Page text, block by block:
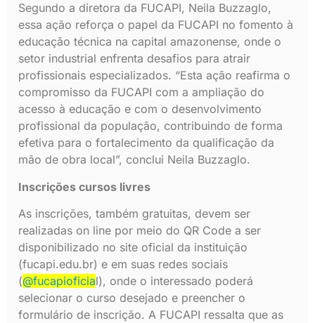
Segundo a diretora da FUCAPI, Neila Buzzaglo,
essa ação reforça o papel da FUCAPI no fomento à
educação técnica na capital amazonense, onde o
setor industrial enfrenta desafios para atrair
profissionais especializados. “Esta ação reafirma o
compromisso da FUCAPI com a ampliação do
acesso à educação e com o desenvolvimento
profissional da população, contribuindo de forma
efetiva para o fortalecimento da qualificação da
mão de obra local”, conclui Neila Buzzaglo.
Inscrições cursos livres
As inscrições, também gratuitas, devem ser
realizadas on line por meio do QR Code a ser
disponibilizado no site oficial da instituição
(fucapi.edu.br) e em suas redes sociais
(@fucapioficial), onde o interessado poderá
selecionar o curso desejado e preencher o
formulário de inscrição. A FUCAPI ressalta que as